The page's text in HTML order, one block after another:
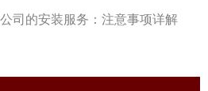
司的安装服务：注意事项详解